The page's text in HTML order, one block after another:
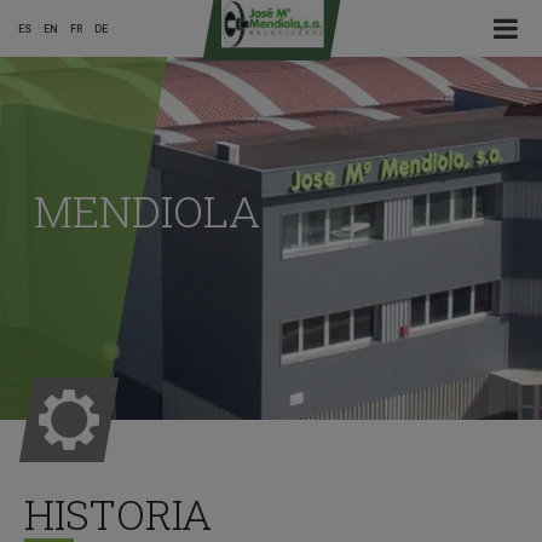
☰ Menu
Main
ES EN FR DE
MENDIOLA
HISTORIA